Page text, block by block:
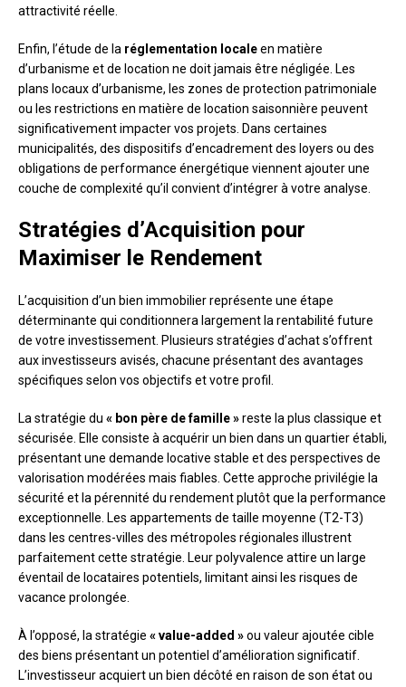
attractivité réelle.
Enfin, l’étude de la réglementation localeen matière
d’urbanisme et de location ne doit jamais être négligée. Les
plans locaux d’urbanisme, les zones de protection patrimoniale
ou les restrictions en matière de location saisonnière peuvent
significativement impacter vos projets. Dans certaines
municipalités, des dispositifs d’encadrement des loyers ou des
obligations de performance énergétique viennent ajouter une
couche de complexité qu’il convient d’intégrer à votre analyse.
Stratégies d’Acquisition pour
Maximiser le Rendement
L’acquisition d’un bien immobilier représente une étape
déterminante qui conditionnera largement la rentabilité future
de votre investissement. Plusieurs stratégies d’achat s’offrent
aux investisseurs avisés, chacune présentant des avantages
spécifiques selon vos objectifs et votre profil.
La stratégie du « bon père de famille »reste la plus classique et
sécurisée. Elle consiste à acquérir un bien dans un quartier établi,
présentant une demande locative stable et des perspectives de
valorisation modérées mais fiables. Cette approche privilégie la
sécurité et la pérennité du rendement plutôt que la performance
exceptionnelle. Les appartements de taille moyenne (T2-T3)
dans les centres-villes des métropoles régionales illustrent
parfaitement cette stratégie. Leur polyvalence attire un large
éventail de locataires potentiels, limitant ainsi les risques de
vacance prolongée.
À l’opposé, la stratégie « value-added »ou valeur ajoutée cible
des biens présentant un potentiel d’amélioration significatif.
L’investisseur acquiert un bien décôté en raison de son état ou